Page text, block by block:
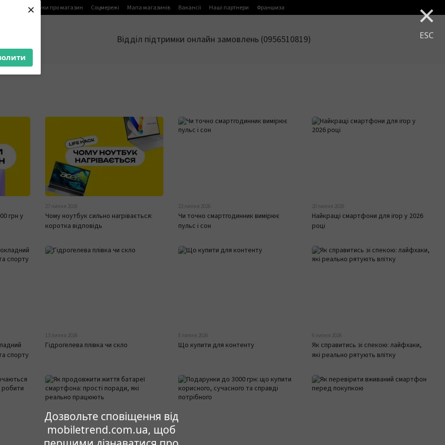
× ×
ESC
Дозвольте сповіщення від
mobiletrend.com.ua, щоб
Відгуки про магазин Соцмережі Мапа магазинів Вакансії Наші партнери Франшиза
Відділ підтримки онлайн замовлень (0956510819)
грн у
27 липня 2026
Чому ноутбук сильно нагрівається:
коротка відповідь
22 липня 2026
Чи точно смартгодинник вимірює
пульс і сон
20 липня 2026
Найкращі смартфони для ігор у 2026
році
спорту
13 липня 2026
Гідрогелева плівка чи скло
8 липня 2026
Що купити для контенту
6 липня 2026
Як справитись зі спекою: лайфхаки,
які реально рятують влітку